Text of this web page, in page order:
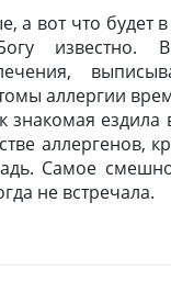
а вот что будет
известно.
аллергии
знакомая ездила
аллергенов,
Самое
не встречала.